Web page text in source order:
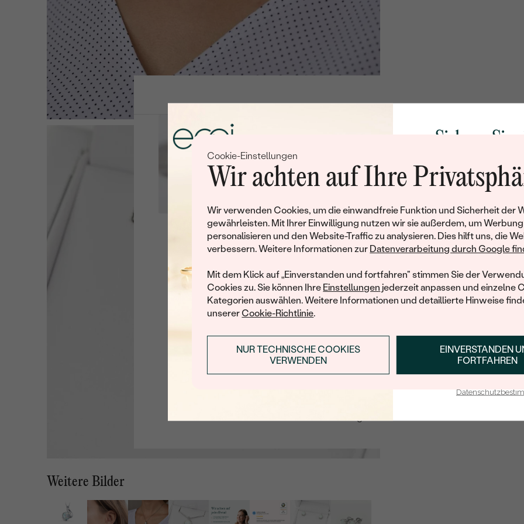
Cookie-Einstellungen
Wir achten auf Ihre
Wir verwenden Cookies, um die einwandfreie Funktion und Sicherheit der
gewährleisten. Mit Ihrer Einwilligung nutzen wir sie außerdem, um Werbung
personalisieren und den Website-Traffic zu analysieren. Dies hilft uns, die
verbessern. Weitere Informationen zur Datenverarbeitung durch Google
Mit dem Klick auf „Einverstanden und fortfahren" stimmen Sie der
Cookies zu. Sie können Ihre Einstellungen jederzeit anpassen und einzelne
Kategorien auswählen. Weitere Informationen und detaillierte Hinweise
unserer Cookie-Richtlinie.
EINVERSTANDEN
FORTFAHREN
NUR TECHNISCHE COOKIES
VERWENDEN
Weitere Bilder
UNGEFÄHRES GEWICHT:
Details des eingesetzten
TYP:
ANZAHL:
ABMESSUNGEN:
FARBE:
SCHLIFF:
Leider hat dieses Schmuckstück bereits seinen Besitzer
informiert werden möchten, hinterlassen Sie uns bitte Ihre E-
E-Mail
MIR EINE NACHRICHT SENDEN, WENN
Mit meinem Klicken bestätige ich, dass ich die
Sichern Sie
Rabatt auf
Werden Sie Teil
und entdecken Sie die
gefertigten Schmucks
Ihren ersten
ANMELDEN &
E-Mail-Adresse je bei uns in